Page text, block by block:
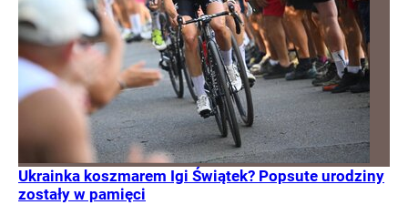
Ukrainka koszmarem Igi Świątek? Popsute urodziny
zostały w pamięci